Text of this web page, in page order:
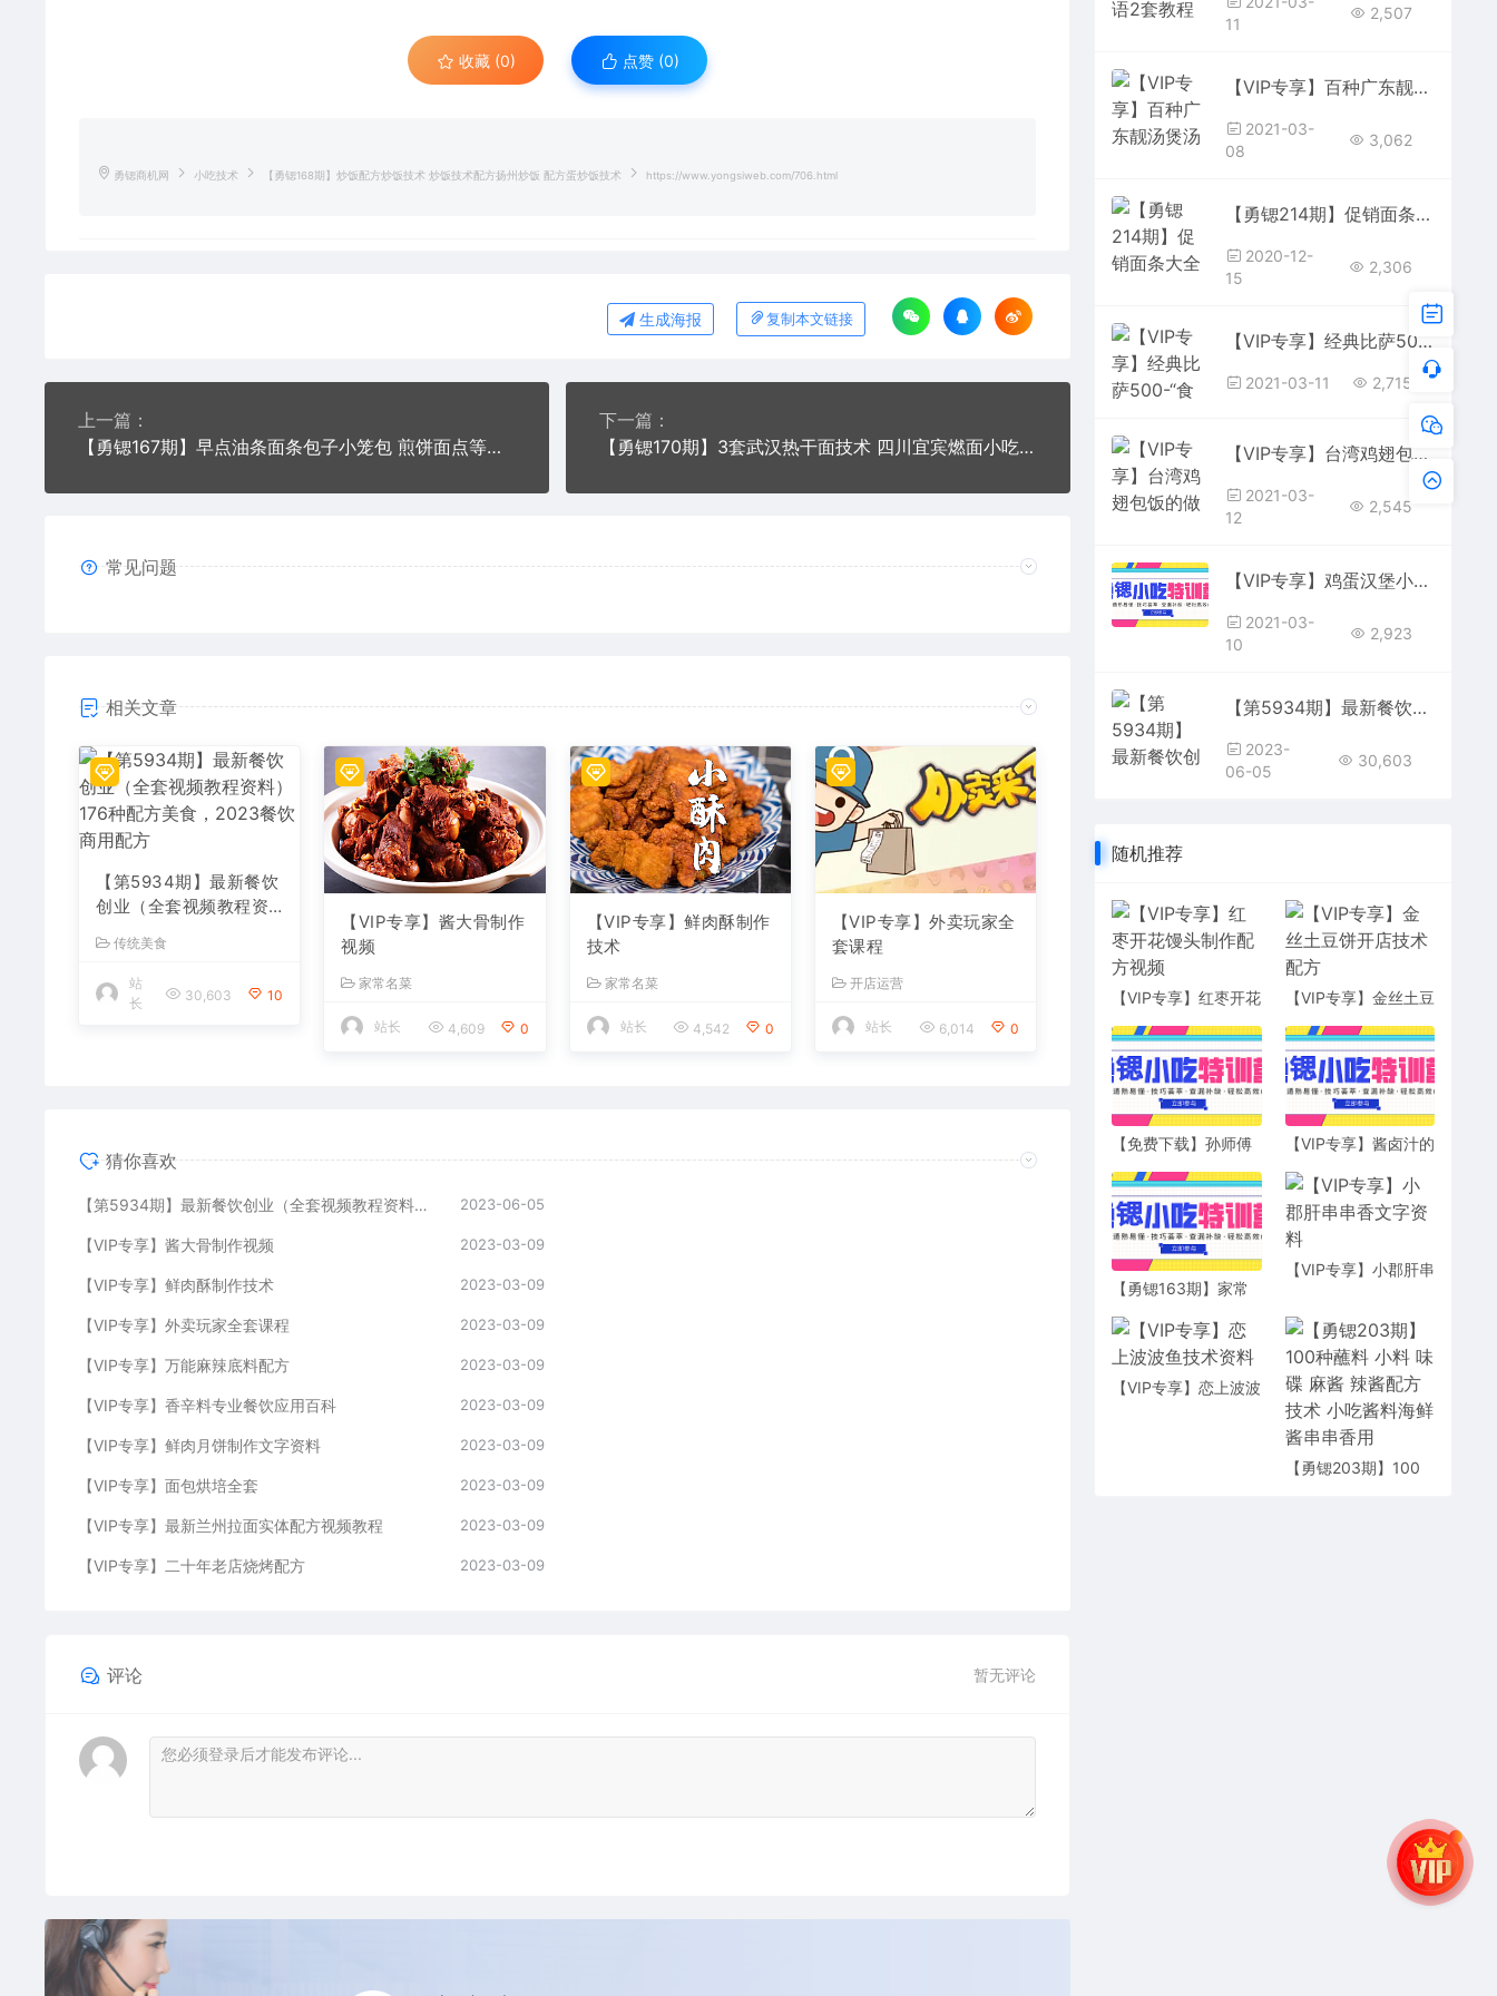
收藏 (0) 点赞 (0)
勇锶商机网 小吃技术 【勇锶168期】炒饭配方炒饭技术 炒饭技术配方扬州炒饭 配方蛋炒饭技术 https://www.yongsiweb.com/706.html
生成海报 复制本文链接
上一篇：
【勇锶167期】早点油条面条包子小笼包 煎饼面点等做法 小吃配方技术培训大全
下一篇：
【勇锶170期】3套武汉热干面技术 四川宜宾燃面小吃技术配方辣椒油+9套视频
常见问题
相关文章
【第5934期】最新餐饮
创业（全套视频教程资
023餐饮商用配方
传统美食
站
长
30,603 10
【VIP专享】酱大骨制作
视频
家常名菜
站长 4,609 0
【VIP专享】鲜肉酥制作
技术
家常名菜
站长 4,542 0
【VIP专享】外卖玩家全
套课程
开店运营
站长 6,014 0
猜你喜欢
【第5934期】最新餐饮创业（全套视频教程资料）176种配方美食，2023餐饮商用配方 2023-06-05
【VIP专享】酱大骨制作视频 2023-03-09
【VIP专享】鲜肉酥制作技术 2023-03-09
【VIP专享】外卖玩家全套课程 2023-03-09
【VIP专享】万能麻辣底料配方 2023-03-09
【VIP专享】香辛料专业餐饮应用百科 2023-03-09
【VIP专享】鲜肉月饼制作文字资料 2023-03-09
【VIP专享】面包烘培全套 2023-03-09
【VIP专享】最新兰州拉面实体配方视频教程 2023-03-09
【VIP专享】二十年老店烧烤配方 2023-03-09
评论 暂无评论
11
2,507
【VIP专享】百种广东靓汤煲汤汤底技术 创业配方技术煨汤方法
2021-03-
08
3,062
【勇锶214期】促销面条大全70种+汤料调料技术配方面条面食小吃制作面条技术
2020-12-
15
2,306
【VIP专享】经典比萨500-“食全食美”的比萨书
2021-03-11 2,715
【VIP专享】台湾鸡翅包饭的做法技术配方 调制腌料配方
2021-03-
12
2,545
【VIP专享】鸡蛋汉堡小吃技术视频教程 黄金鸡蛋塔配方资料
2021-03-
10
2,923
【第5934期】最新餐饮创业（全套视频教程资料）176种配方美食，2023餐饮商用配方
2023-
06-05
30,603
随机推荐
【VIP专享】红枣开花
【VIP专享】金丝土豆
【免费下载】孙师傅
【VIP专享】酱卤汁的
【勇锶163期】家常
作技术配方大全 小吃
技术配方送小吃秘方
【VIP专享】小郡肝串
【VIP专享】恋上波波
【勇锶203期】100